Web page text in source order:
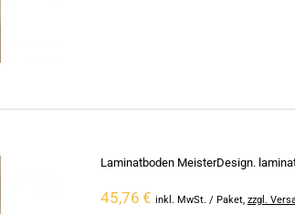
Laminatboden MeisterDesign.
45,76 € inkl. MwSt. / Paket, zzgl.